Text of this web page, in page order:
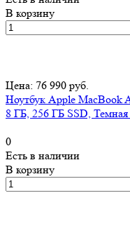
В корзину
Цена: 76 990 руб.
Ноутбук Apple MacBook
8 ГБ, 256 ГБ SSD, Темная
0
Есть в наличии
В корзину